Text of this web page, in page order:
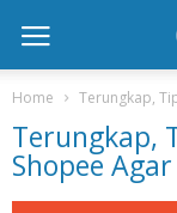
Home Terungkap,
Terungkap,
Shopee